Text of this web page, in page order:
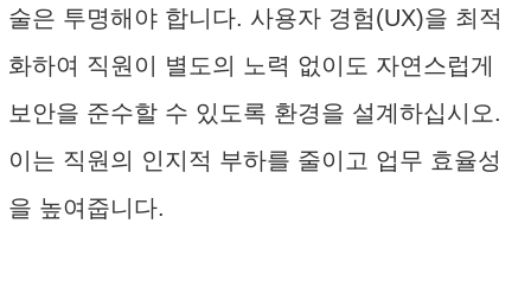
술은 투명해야 합니다. 사용자 경험(UX)을 최적
화하여 직원이 별도의 노력 없이도 자연스럽게
보안을 준수할 수 있도록 환경을 설계하십시오.
이는 직원의 인지적 부하를 줄이고 업무 효율성
을 높여줍니다.